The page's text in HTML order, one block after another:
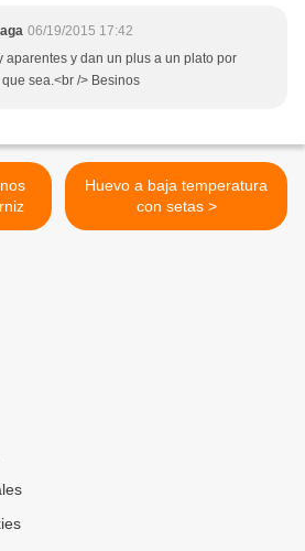
06/19/2015 17:42
aparentes y dan un plus a un plato por
sea.<br /> Besinos
Huevo a baja temperatura
con setas >